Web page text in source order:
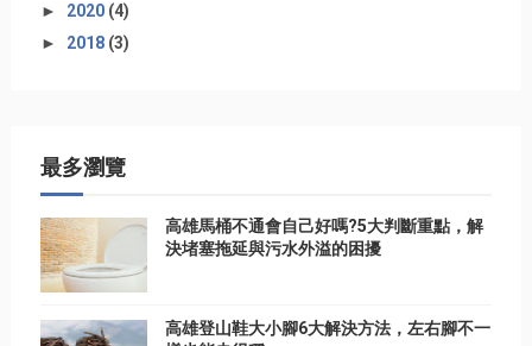
► 2020 (4)
► 2018 (3)
最多瀏覽
高雄馬桶不通會自己好嗎?5大判斷重點，解
決堵塞拖延與污水外溢的困擾
高雄登山鞋大小腳6大解決方法，左右腳不一